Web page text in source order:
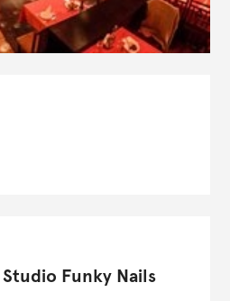
Studio Funky Nails